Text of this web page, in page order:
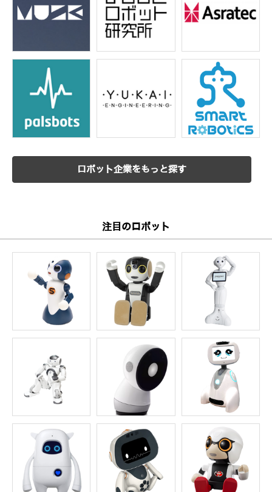
ロボット企業をもっと探す
注目のロボット